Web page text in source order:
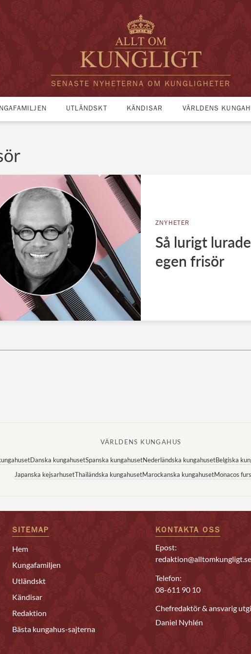
SENASTE NYHETERNA OM KUNGLIGHETER
UTLÄNDSKT KÄNDISAR VÄRLDENS
ZNYHETER
Så lurigt
egen frisör
VÄRLDENS KUNGAHUS
Danska kungahusetSpanska kungahusetNederländska kungahusetBelgiska
Japanska kejsarhusetThailändska kungahusetMarockanska kungahusetMonacos
SITEMAP
Hem
Kungafamiljen
Utländskt
Kändisar
Redaktion
Bästa kungahus-sajterna
KONTAKTA OSS
Epost:
redaktion@alltomkungligt.se
Telefon:
08-611 90 10
Chefredaktör & ansvarig
Daniel Nyhlén